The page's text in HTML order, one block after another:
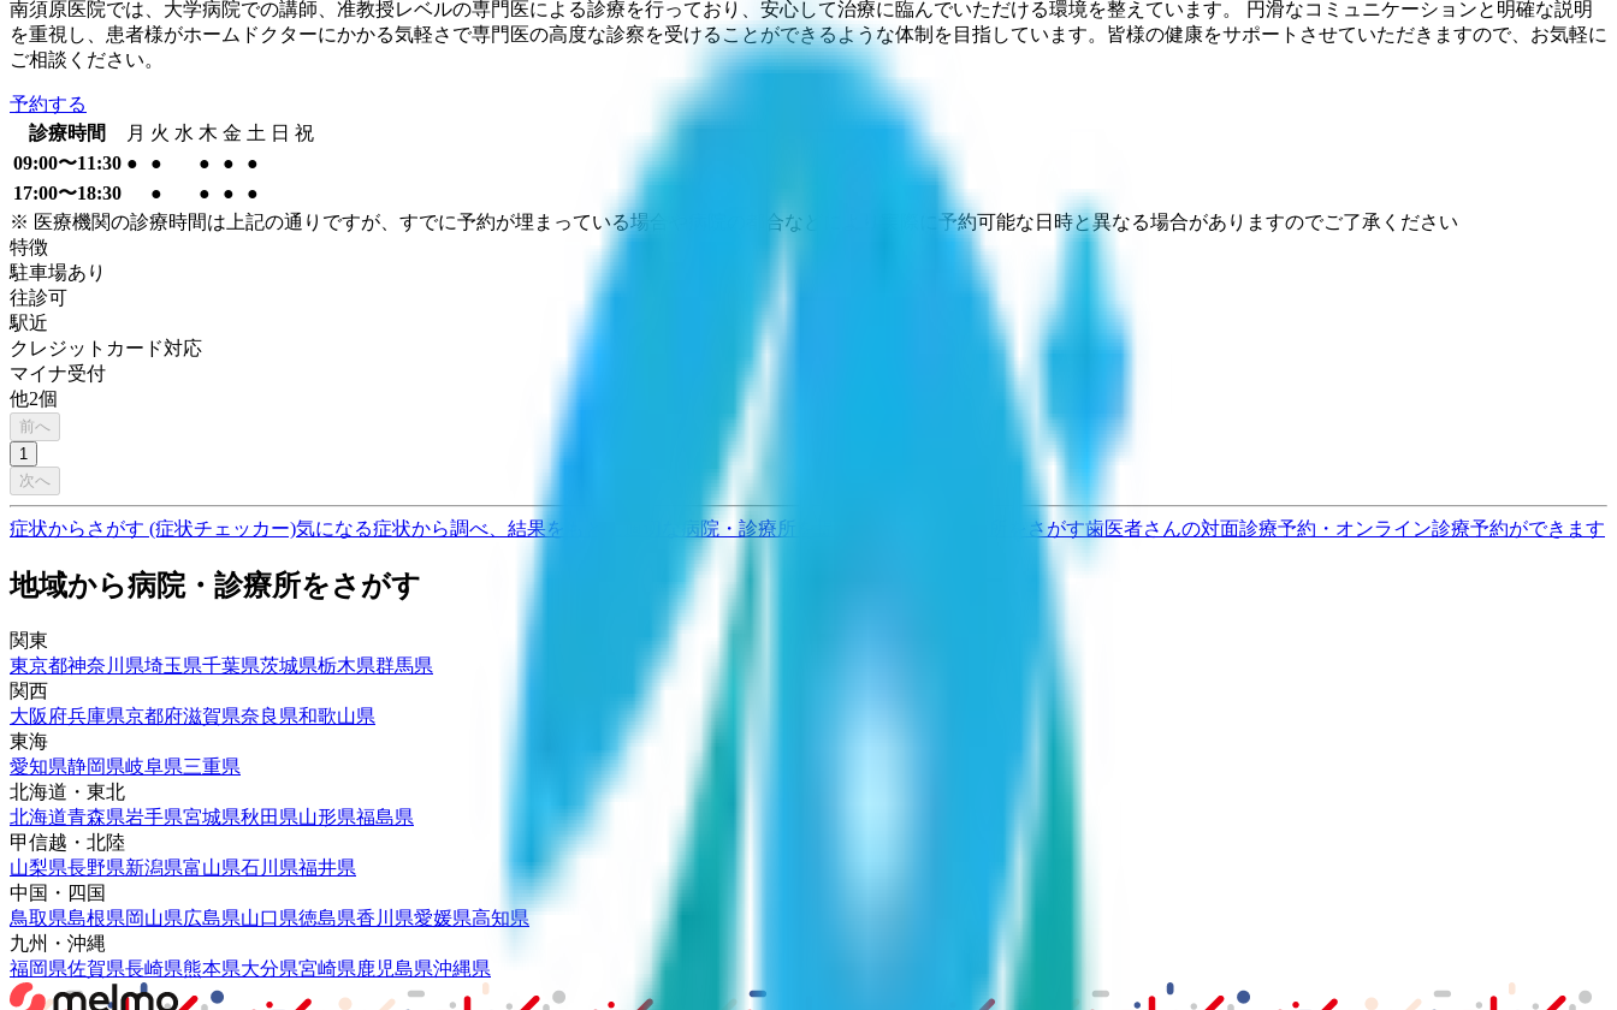
南須原医院では、大学病院での講師、准教授レベルの専門医による診療を行っており、安心して治療に臨んでいただける環境を整えています。 円滑なコミュニケーションと明確な説明
を重視し、患者様がホームドクターにかかる気軽さで専門医の高度な診察を受けることができるような体制を目指しています。皆様の健康をサポートさせていただきますので、お気軽に
ご相談ください。
予約する
診療時間
月 火 水 木 金 土 日 祝
09:00〜11:30 ● ● ● ●
●
17:00〜18:30
● ● ●
●
※ 医療機関の診療時間は上記の通りですが、すでに予約が埋まっている場合や病院の都合などにより実際に予約可能な日時と異なる場合がありますのでご了承ください
特徴
駐車場あり
往診可
駅近
クレジットカード対応
マイナ受付
他2個
前へ
1
次へ
症状からさがす (症状チェッカー)気になる症状から調べ、結果をもとに適切な病院・診療所を提案します 歯科診療所をさがす歯医者さんの対面診療予約・オンライン診療予約ができます
地域から病院・診療所をさがす
関東
東京都神奈川県埼玉県千葉県茨城県栃木県群馬県
関西
大阪府兵庫県京都府滋賀県奈良県和歌山県
東海
愛知県静岡県岐阜県三重県
北海道・東北
北海道青森県岩手県宮城県秋田県山形県福島県
甲信越・北陸
山梨県長野県新潟県富山県石川県福井県
中国・四国
鳥取県島根県岡山県広島県山口県徳島県香川県愛媛県高知県
九州・沖縄
福岡県佐賀県長崎県熊本県大分県宮崎県鹿児島県沖縄県